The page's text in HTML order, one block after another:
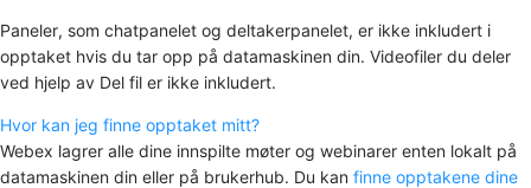
Paneler, som chatpanelet og deltakerpanelet, er ikke inkludert i
opptaket hvis du tar opp på datamaskinen din. Videofiler du deler
ved hjelp av Del fil er ikke inkludert.
Hvor kan jeg finne opptaket mitt?
Webex lagrer alle dine innspilte møter og webinarer enten lokalt på
datamaskinen din eller på brukerhub. Du kan finne opptakene dine